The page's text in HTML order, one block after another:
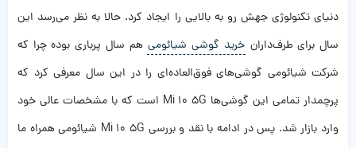
دنیای تکنولوژی جهش رو به بالایی را ایجاد کرد. حالا به نظر می‌رسد این
سال برای طرف‌داران خرید گوشی شیائومی هم سال پرباری بوده چرا که
شرکت شیائومی گوشی‌های فوق‌العاده‌ای را در این سال معرفی کرد که
پرچمدار تمامی این گوشی‌ها Mi 10 5G است که با مشخصات عالی خود
وارد بازار شد. پس در ادامه با نقد و بررسی Mi 10 5G شیائومی همراه ما